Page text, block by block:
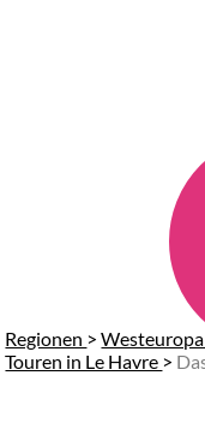
Regionen >Westeuropa
Touren in Le Havre >